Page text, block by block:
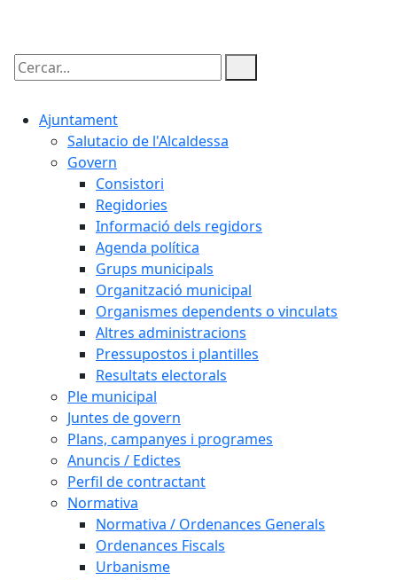
Cercar:
Ajuntament
Salutacio de l'Alcaldessa
Govern
Consistori
Regidories
Informació dels regidors
Agenda política
Grups municipals
Organització municipal
Organismes dependents o vinculats
Altres administracions
Pressupostos i plantilles
Resultats electorals
Ple municipal
Juntes de govern
Plans, campanyes i programes
Anuncis / Edictes
Perfil de contractant
Normativa
Normativa / Ordenances Generals
Ordenances Fiscals
Urbanisme